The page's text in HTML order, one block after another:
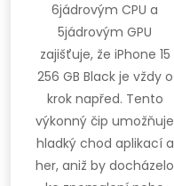
6jádrovým CPU a
5jádrovým GPU
zajišťuje, že iPhone 15
256 GB Black je vždy o
krok napřed. Tento
výkonný čip umožňuje
hladký chod aplikací a
her, aniž by docházelo